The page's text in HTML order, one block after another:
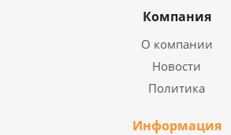
Компания
О компании
Новости
Политика
Информация